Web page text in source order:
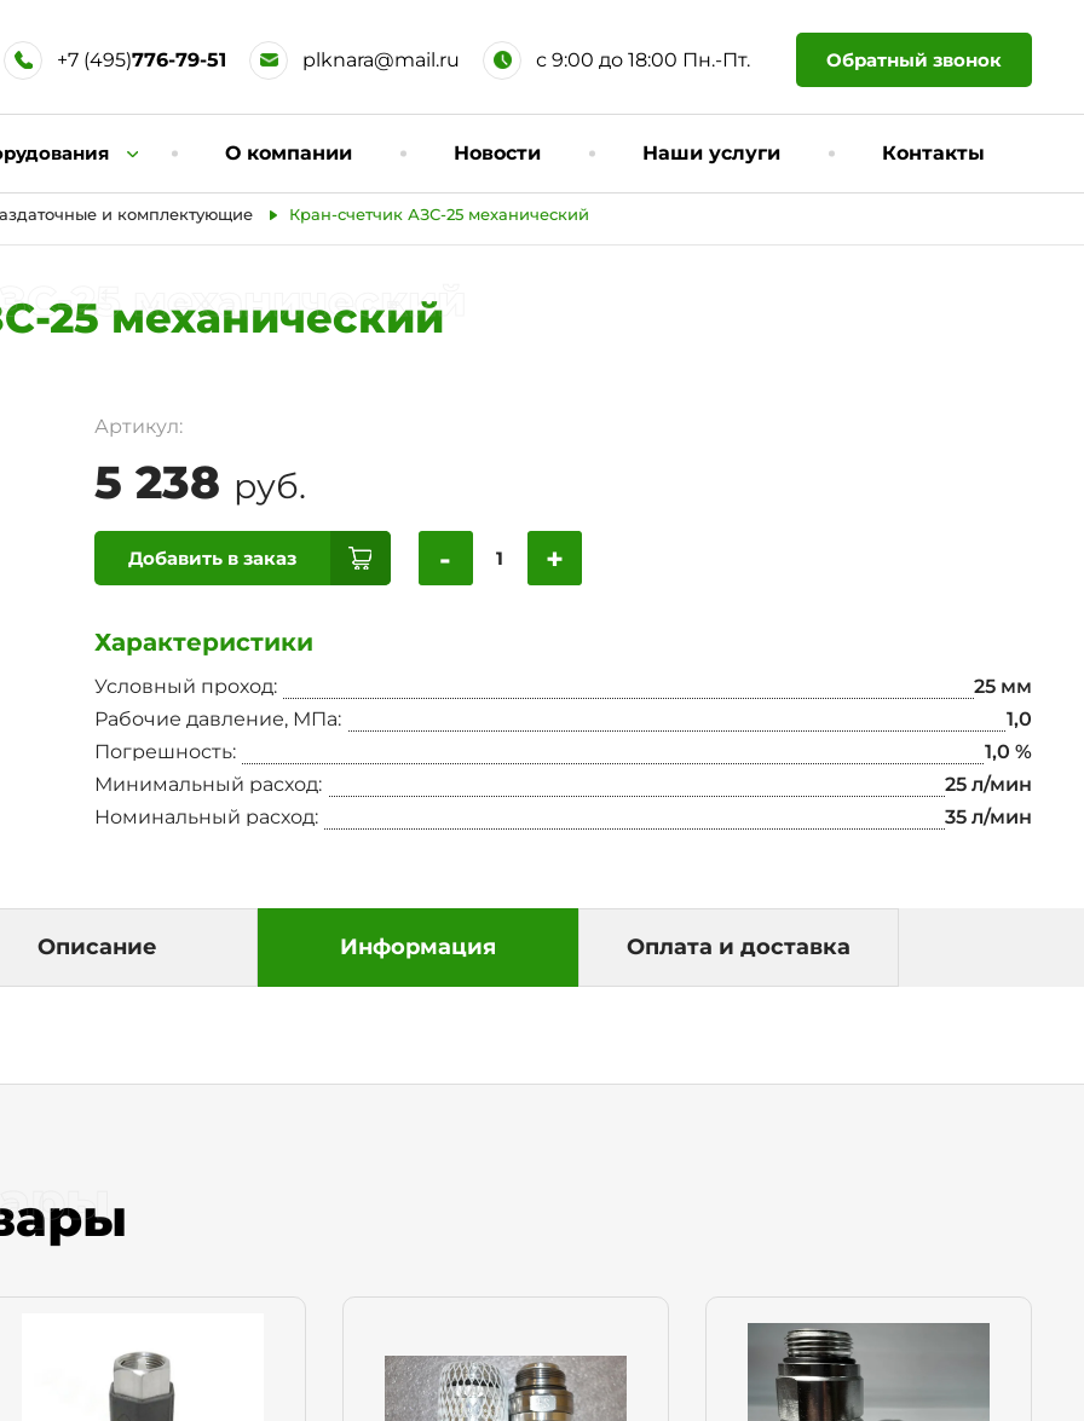
+7 (495)776-79-51 plknara@mail.ru с 9:00 до 18:00 Пн.-Пт. Обратный звонок
О компании Новости Наши услуги Контакты
и комплектующие Кран-счетчик АЗС-25 механический
25 механический
25 механический
Артикул:
5 238 руб.
Добавить в заказ - +
Характеристики
Условный проход:
25 мм
Рабочие давление, МПа:
1,0
Погрешность:
1,0 %
Минимальный расход:
25 л/мин
Номинальный расход:
35 л/мин
Описание Информация Оплата и доставка
имя